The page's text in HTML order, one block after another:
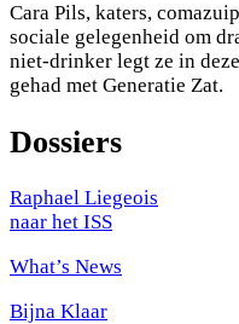
Cara Pils, katers,
sociale gelegenheid om
niet-drinker legt ze in
gehad met Generatie Zat.
Dossiers
Raphael Liegeois
naar het ISS
What’s News
Bijna Klaar